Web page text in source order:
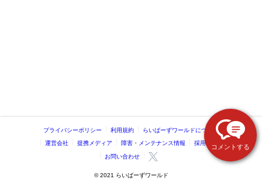
コメントする
プライバシーポリシー 利用規約 らいばーずワールドについて
運営会社 提携メディア 障害・メンテナンス情報 採用情報
お問い合わせ
©️ 2021 らいばーずワールド